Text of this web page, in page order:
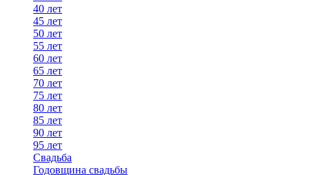
40 лет
45 лет
50 лет
55 лет
60 лет
65 лет
70 лет
75 лет
80 лет
85 лет
90 лет
95 лет
Свадьба
Годовщина свадьбы